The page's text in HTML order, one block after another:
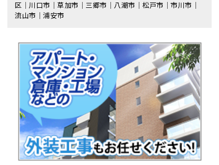
区｜川口市｜草加市｜三郷市｜八潮市｜松⼾市｜市川市｜
流⼭市｜浦安市